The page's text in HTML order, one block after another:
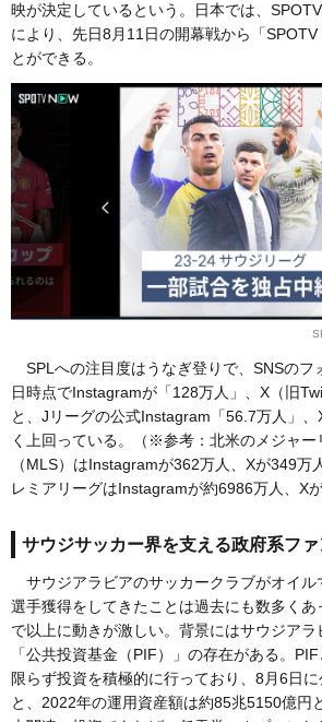
映が決定しているという。日本では、
により、先日8月11日の開幕戦から「SPOTV
とができる。
SPLへの注目度はうなぎ登りで、SNSのフ
日時点でInstagramが「128万人」、X（旧
と、Jリーグの公式Instagram「56.7万人」
く上回っている。（※参考：北米のメジャー
（MLS）はInstagramが362万人、Xが349万
レミアリーグはInstagramが約6986万人、X
サウジサッカー界を支える政府系ファ
サウジアラビアのサッカークラブがオイル
選手獲得をしてきたことは過去にも数多くあ
で以上に動きが激しい。背景にはサウジアラ
「公共投資基金（PIF）」の存在がある。
限らず投資を積極的に行っており、8月6日
と、2022年の運用資産額は約85兆5150億円